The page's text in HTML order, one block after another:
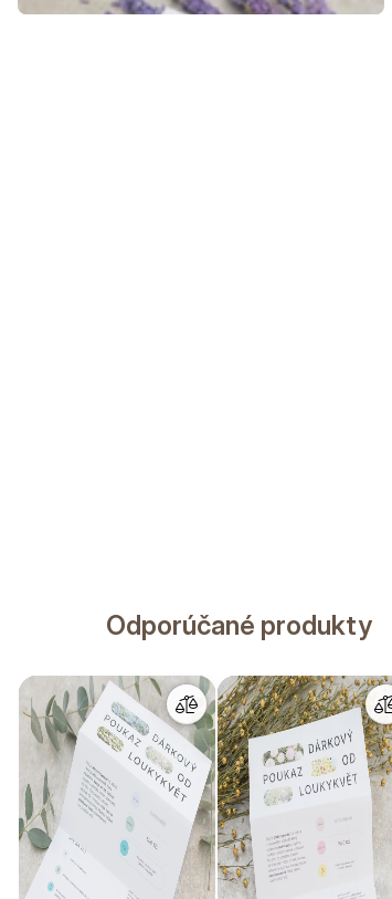
Odporúčané produkty